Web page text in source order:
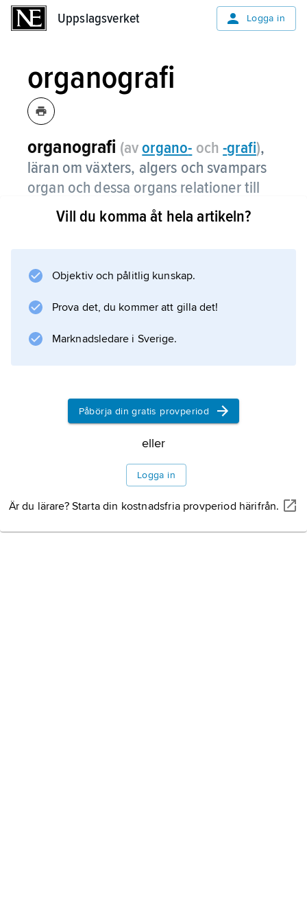
Uppslagsverket Logga in
organografi
organografi (avorgano- och-grafi),
läran om växters, algers och svampars
organ och dessa organs relationer till
varandra.
denna utveckling hänger ihop med organens
botanisk systematik.
Vill du komma åt hela artikeln?
Objektiv och pålitlig kunskap.
Prova det, du kommer att gilla det!
Marknadsledare i Sverige.
Påbörja din gratis provperiod
eller
Logga in
Är du lärare? Starta din kostnadsfria provperiod härifrån.